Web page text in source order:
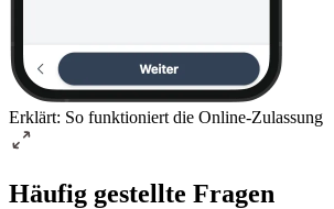
Erklärt: So funktioniert die Online-Zulassung
Häufig gestellte Fragen